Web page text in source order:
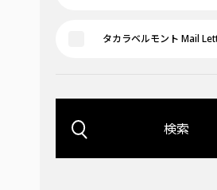
タカラベルモント Mail
検索